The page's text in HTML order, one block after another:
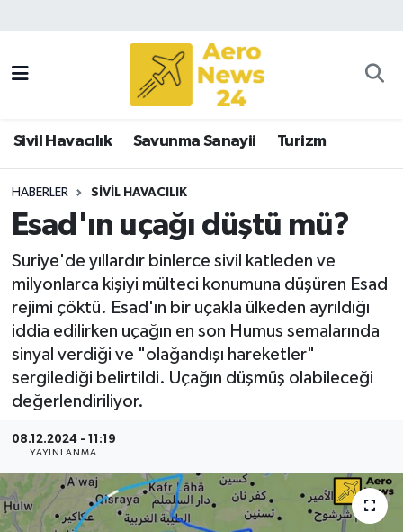
Sivil Havacılık Savunma Sanayii Turizm
HABERLER SIVIL HAVACILIK
Esad'ın uçağı düştü mü?
Suriye'de yıllardır binlerce sivil katleden ve
milyonlarca kişiyi mülteci konumuna düşüren Esad
rejimi çöktü. Esad'ın bir uçakla ülkeden ayrıldığı
iddia edilirken uçağın en son Humus semalarında
sinyal verdiği ve "olağandışı hareketler"
sergilediği belirtildi. Uçağın düşmüş olabileceği
değerlendiriliyor.
08.12.2024 - 11:19
YAYINLANMA